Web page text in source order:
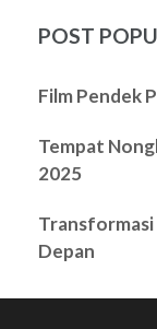
POST
Film Pendek
Tempat
2025
Transformasi
Depan